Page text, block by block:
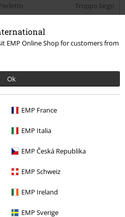
EMP Online Shop for customers from
Ok
EMP France
EMP Italia
EMP Česká Republika
EMP Schweiz
EMP Ireland
EMP Sverige
Troppo largo
1.74
XL